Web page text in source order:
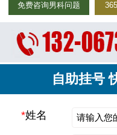
免费咨询男科问题
自助挂号
*姓名